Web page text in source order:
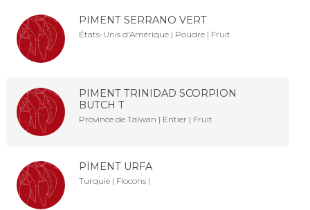
PIMENT SERRANO VERT
États-Unis d'Amérique | Poudre | Fruit
PIMENT TRINIDAD SCORPION
BUTCH T
Province de Taïwan | Entier | Fruit
PÏMENT URFA
Turquie | Flocons |